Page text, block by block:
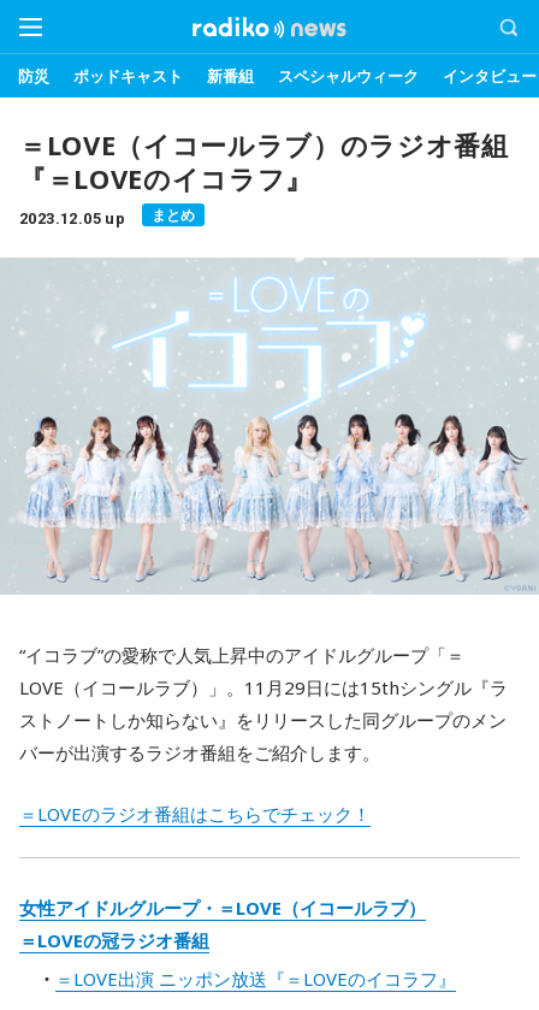
防災 ポッドキャスト 新番組 スペシャルウィーク インタビュー
＝LOVE（イコールラブ）のラジオ番組
『＝LOVEのイコラフ』
2023.12.05 up まとめ
“イコラブ”の愛称で人気上昇中のアイドルグループ「＝
LOVE（イコールラブ）」。11月29日には15thシングル『ラ
ストノートしか知らない』をリリースした同グループのメン
バーが出演するラジオ番組をご紹介します。
＝LOVEのラジオ番組はこちらでチェック！
女性アイドルグループ・＝LOVE（イコールラブ）
＝LOVEの冠ラジオ番組
＝LOVE出演 ニッポン放送『＝LOVEのイコラフ』